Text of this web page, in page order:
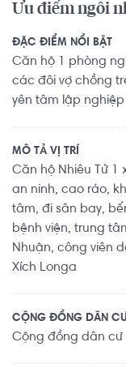
Ưu điểm ngôi
ĐẶC ĐIỂM NỔI BẬT
Căn hộ 1 phòng
các đôi vợ chồng
yên tâm lập
MÔ TẢ VỊ TRÍ
Căn hộ Nhiêu Tứ 1
an ninh, cao ráo,
tâm, đi sân bay,
bệnh viện, trung
Nhuận, công viên
Xích Longa
CỘNG ĐỒNG DÂN CƯ
Cộng đồng dân cư